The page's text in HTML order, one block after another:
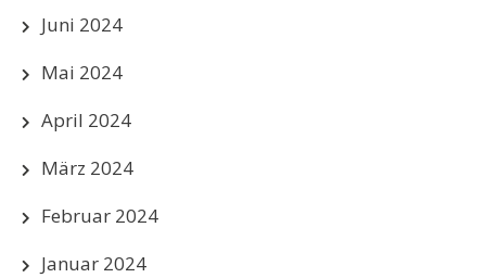
Juni 2024
Mai 2024
April 2024
März 2024
Februar 2024
Januar 2024